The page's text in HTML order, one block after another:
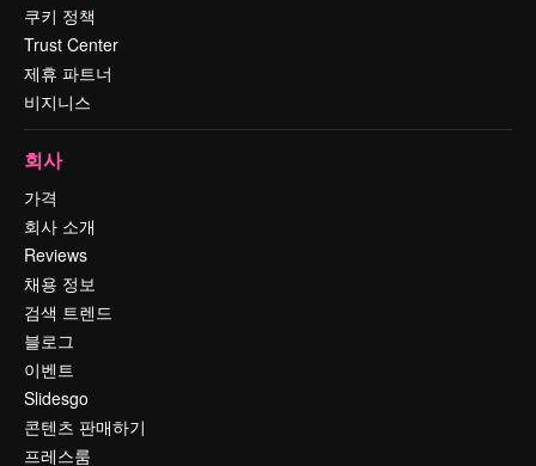
쿠키 정책
Trust Center
제휴 파트너
비지니스
회사
가격
회사 소개
Reviews
채용 정보
검색 트렌드
블로그
이벤트
Slidesgo
콘텐츠 판매하기
프레스룸